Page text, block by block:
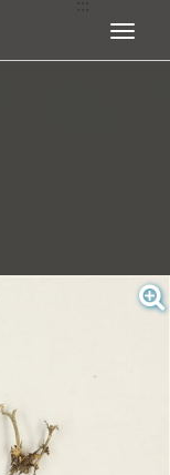
展開選單